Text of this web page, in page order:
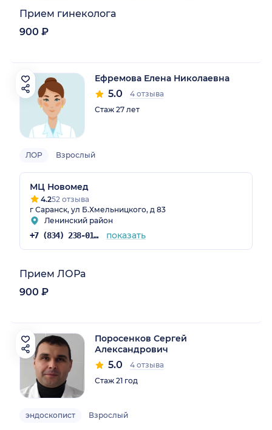
Прием гинеколога
900 ₽
Ефремова Елена Николаевна
5.0
4 отзыва
Стаж 27 лет
ЛОР Взрослый
МЦ Новомед
4.252 отзыва
г Саранск, ул Б.Хмельницкого, д 83
Ленинский район
+7 (834) 238-01-01 показать
Прием ЛОРа
900 ₽
Поросенков Сергей
Александрович
5.0
4 отзыва
Стаж 21 год
эндоскопист Взрослый